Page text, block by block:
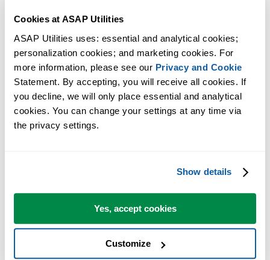
Cookies at ASAP Utilities
ASAP Utilities uses: essential and analytical cookies;
personalization cookies; and marketing cookies. For
more information, please see our Privacy and Cookie
Statement. By accepting, you will receive all cookies. If
you decline, we will only place essential and analytical
cookies. You can change your settings at any time via
the privacy settings.
Show details
Yes, accept cookies
Customize
Praktische tools die veel Excel-gebruikers in Excel missen.
Bespaar tijd in Excel. Snel en eenvoudig.
Je kunt meteen aan de slag. Geen training nodig.
De meeste gebruikers beginnen met een paar tools. Uiteindelijk